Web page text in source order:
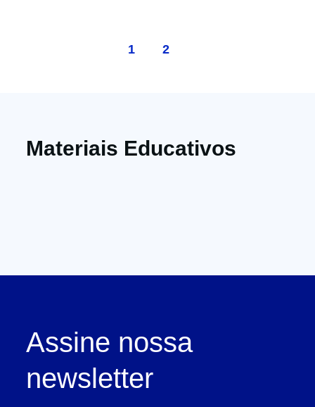
1 2
Materiais Educativos
Assine nossa
newsletter